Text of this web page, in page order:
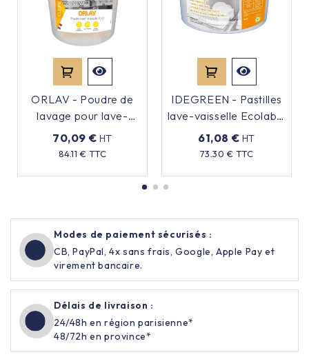
ORLAV - Poudre de
lavage pour lave-
vaisselle 100
70,09 € HT
84.11 € TTC
Prix
IDEGREEN - Pastilles
lave-vaisselle Ecolabel
- x125
61,08 € HT
73.30 € TTC
Prix
Modes de paiement sécurisés :
CB, PayPal, 4x sans frais, Google, Apple Pay et
virement bancaire.
Délais de livraison :
24/48h en région parisienne*
48/72h en province*